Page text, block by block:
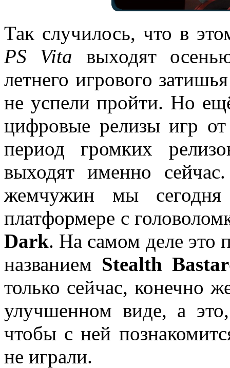
Так случилось, что в
PS Vita выходят
летнего игрового
не успели пройти. Но
цифровые релизы игр
период громких
выходят именно
жемчужин мы
платформере с
Dark. На самом деле это
названием Stealth
только сейчас, конечно
улучшенном виде, а
чтобы с ней
не играли.